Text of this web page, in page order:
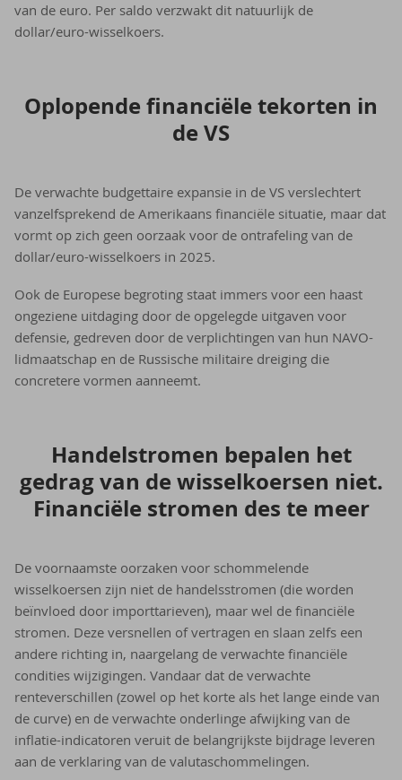
van de euro. Per saldo verzwakt dit natuurlijk de
dollar/euro-wisselkoers.
Op­lo­pen­de fi­nan­ci­ë­le te­kor­ten in
de VS
De verwachte budgettaire expansie in de VS verslechtert
vanzelfsprekend de Amerikaans financiële situatie, maar dat
vormt op zich geen oorzaak voor de ontrafeling van de
dollar/euro-wisselkoers in 2025.
Ook de Europese begroting staat immers voor een haast
ongeziene uitdaging door de opgelegde uitgaven voor
defensie, gedreven door de verplichtingen van hun NAVO-
lidmaatschap en de Russische militaire dreiging die
concretere vormen aanneemt.
Han­dels­tro­men be­pa­len het
ge­drag van de wis­sel­koer­sen niet.
Fi­nan­ci­ë­le stro­men des te meer
De voornaamste oorzaken voor schommelende
wisselkoersen zijn niet de handelsstromen (die worden
beïnvloed door importtarieven), maar wel de financiële
stromen. Deze versnellen of vertragen en slaan zelfs een
andere richting in, naargelang de verwachte financiële
condities wijzigingen. Vandaar dat de verwachte
renteverschillen (zowel op het korte als het lange einde van
de curve) en de verwachte onderlinge afwijking van de
inflatie-indicatoren veruit de belangrijkste bijdrage leveren
aan de verklaring van de valutaschommelingen.